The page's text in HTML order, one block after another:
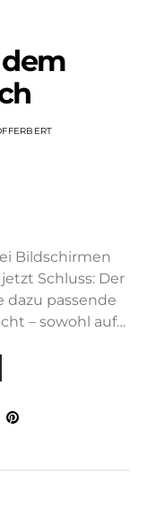
Bildschirmen
Schluss: Der
dazu passende
– sowohl auf…